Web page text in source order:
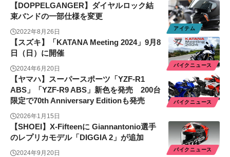
アイテム
【DOPPELGANGER】ダイヤルロック結
束バンドの一部仕様を変更
2022年8月26日
バイクニュース
【スズキ】「KATANA Meeting 2024」9月8
日（日）に開催
2024年6月20日
バイクニュース
【ヤマハ】スーパースポーツ「YZF-R1
ABS」「YZF-R9 ABS」新色を発売 200台
限定で70th Anniversary Editionも発売
2026年1月15日
バイクニュース
【SHOEI】X-Fifteenに Giannantonio選手
のレプリカモデル「DIGGIA 2」が追加
2024年9月20日